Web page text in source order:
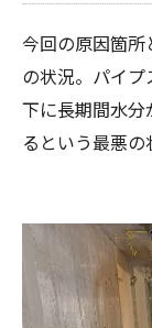
今回の原因箇所
の状況。パイ
下に長期間水
るという最悪の